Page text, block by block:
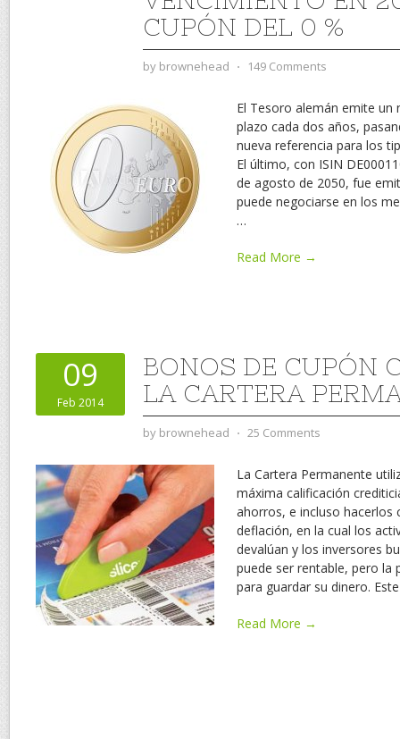
CUPÓN DEL 0 %
by brownehead ⋅ 149 Comments
El Tesoro alemán emite
plazo cada dos años,
nueva referencia para los
El último, con ISIN
de agosto de 2050, fue
puede negociarse en los
…
Read More →
09
Feb 2014
BONOS DE CUPÓN
LA CARTERA
by brownehead ⋅ 25 Comments
La Cartera Permanente
máxima calificación
ahorros, e incluso hacerlos
deflación, en la cual los
devalúan y los inversores
puede ser rentable, pero la
para guardar su dinero.
Read More →